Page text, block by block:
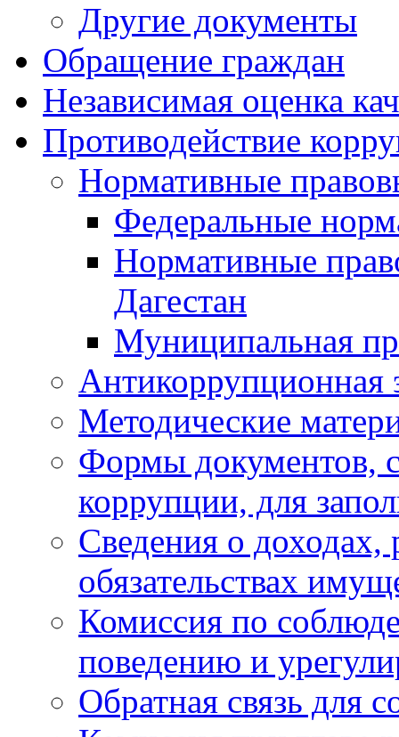
Другие документы
Обращение граждан
Независимая оценка
Противодействие
Нормативные
Федеральные
Нормативные
Дагестан
Муниципальная
Антикоррупционная
Методические
Формы документов,
коррупции, для
Сведения о доходах,
обязательствах
Комиссия по
поведению и
Обратная связь для